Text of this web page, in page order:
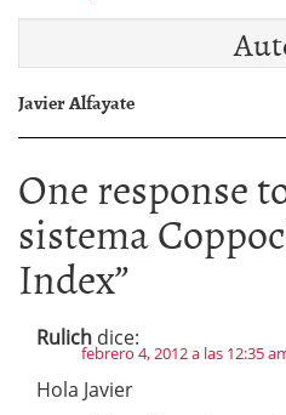
Javier Alfayate
One response
sistema
Index”
Rulich dice:
febrero 4, 2012 a las 12:35
Hola Javier